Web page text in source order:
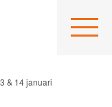
& 14 januari